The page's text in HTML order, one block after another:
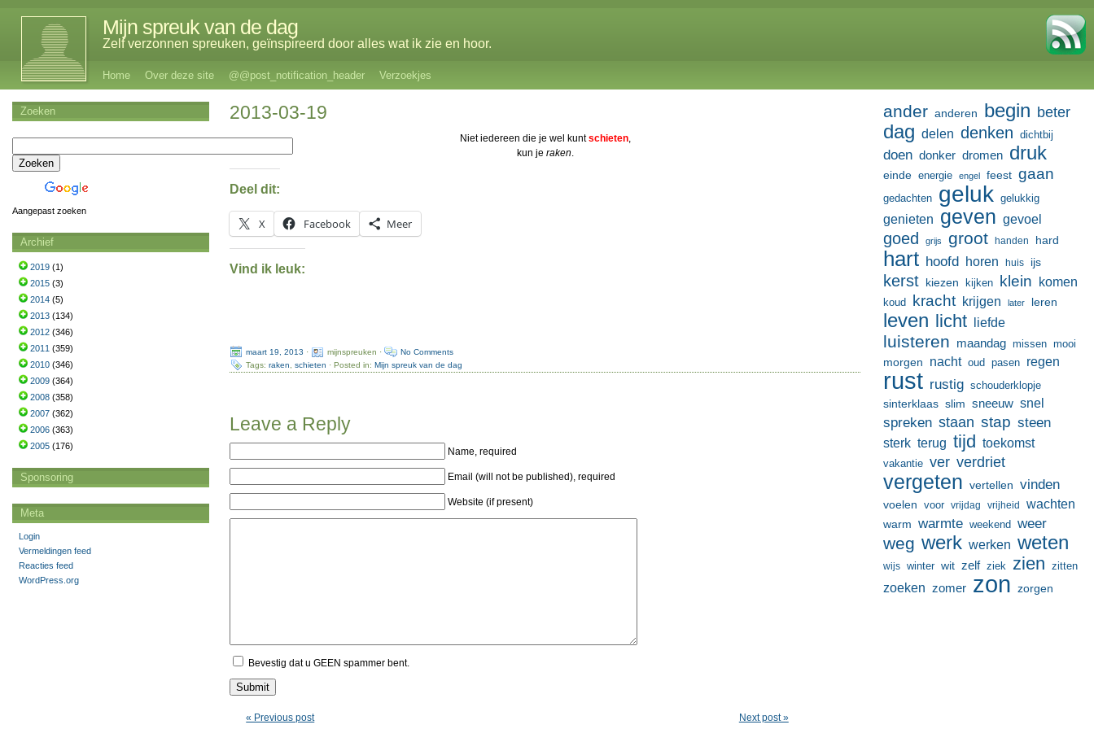
Mijn spreuk van de dag
Zelf verzonnen spreuken, geïnspireerd door alles wat ik zie en hoor.
Home Over deze site @@post_notification_header Verzoekjes
2013-03-19
Niet iedereen die je wel kuntschieten,
kun je raken.
Deel dit:
X Facebook Meer
Vind ik leuk:
maart 19, 2013 · mijnspreuken ·
No Comments
Tags:raken ,schieten · Posted in:Mijn spreuk van de dag
Leave a Reply
Name, required
Email (will not be published), required
Website (if present)
Bevestig dat u GEEN spammer bent.
« Previous post Next post »
ander anderen begin beter
dag delen denken dichtbij
doen donker dromen druk
einde energie engel feest gaan
gedachten geluk gelukkig
genieten geven gevoel
goed grijs groot handen hard
hart hoofd horen huis ijs
kerst kiezen kijken klein komen
koud kracht krijgen later leren
leven licht liefde
luisteren maandag missen mooi
morgen nacht oud pasen regen
rust rustig schouderklopje
sinterklaas slim sneeuw snel
spreken staan stap steen
sterk terug tijd toekomst
vakantie ver verdriet
vergeten vertellen vinden
voelen voor vrijdag vrijheid wachten
warm warmte weekend weer
weg werk werken weten
wijs winter wit zelf ziek zien zitten
zoeken zomer zon zorgen
Zoeken
Aangepast zoeken
Archief
2019 (1)
2015 (3)
2014 (5)
2013 (134)
2012 (346)
2011 (359)
2010 (346)
2009 (364)
2008 (358)
2007 (362)
2006 (363)
2005 (176)
Sponsoring
Meta
Login
Vermeldingen feed
Reacties feed
WordPress.org